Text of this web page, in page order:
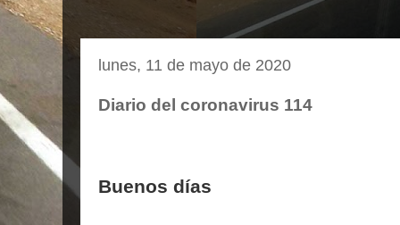
lunes, 11 de mayo de 2020
Diario del coronavirus 114
Buenos días